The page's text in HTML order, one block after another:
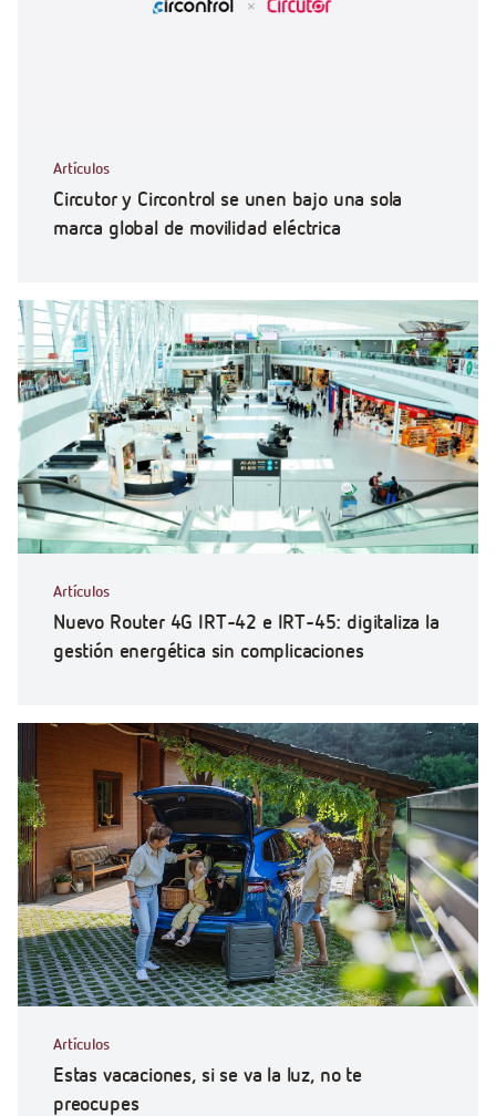
Artículos
Circutor y Circontrol se unen bajo una sola
marca global de movilidad eléctrica
Artículos
Nuevo Router 4G IRT-42 e IRT-45: digitaliza la
gestión energética sin complicaciones
Artículos
Estas vacaciones, si se va la luz, no te
preocupes